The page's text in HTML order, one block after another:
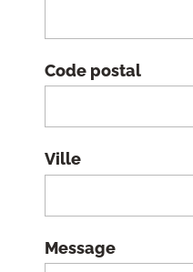
Code postal
Ville
Message